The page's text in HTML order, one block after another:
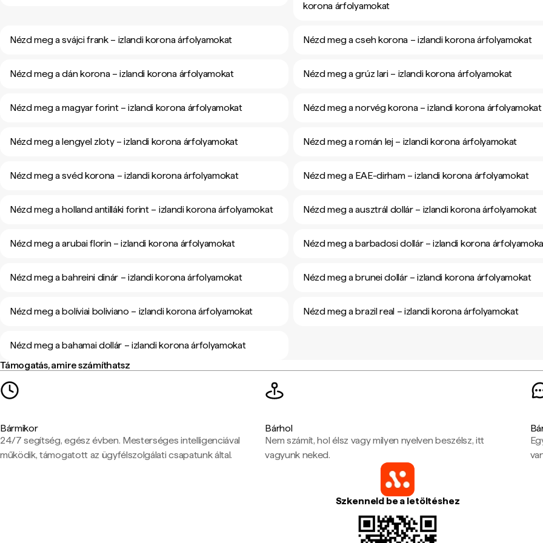
korona árfolyamokat
Nézd meg a svájci frank – izlandi korona árfolyamokat Nézd meg a cseh korona – izlandi korona árfolyamokat
Nézd meg a dán korona – izlandi korona árfolyamokat Nézd meg a grúz lari – izlandi korona árfolyamokat
Nézd meg a magyar forint – izlandi korona árfolyamokat Nézd meg a norvég korona – izlandi korona árfolyamokat
Nézd meg a lengyel zloty – izlandi korona árfolyamokat Nézd meg a román lej – izlandi korona árfolyamokat
Nézd meg a svéd korona – izlandi korona árfolyamokat Nézd meg a EAE-dirham – izlandi korona árfolyamokat
Nézd meg a holland antilláki forint – izlandi korona árfolyamokat Nézd meg a ausztrál dollár – izlandi korona árfolyamokat
Nézd meg a arubai florin – izlandi korona árfolyamokat Nézd meg a barbadosi dollár – izlandi korona
Nézd meg a bahreini dinár – izlandi korona árfolyamokat Nézd meg a brunei dollár – izlandi korona árfolyamokat
Nézd meg a bolíviai boliviano – izlandi korona árfolyamokat Nézd meg a brazil real – izlandi korona árfolyamokat
Nézd meg a bahamai dollár – izlandi korona árfolyamokat
Támogatás, amire számíthatsz
Bármikor
24/7 segítség, egész évben. Mesterséges intelligenciával
működik, támogatott az ügyfélszolgálati csapatunk által.
Bárhol
Nem számít, hol élsz vagy milyen nyelven beszélsz, itt
vagyunk neked.
Szkenneld be a letöltéshez